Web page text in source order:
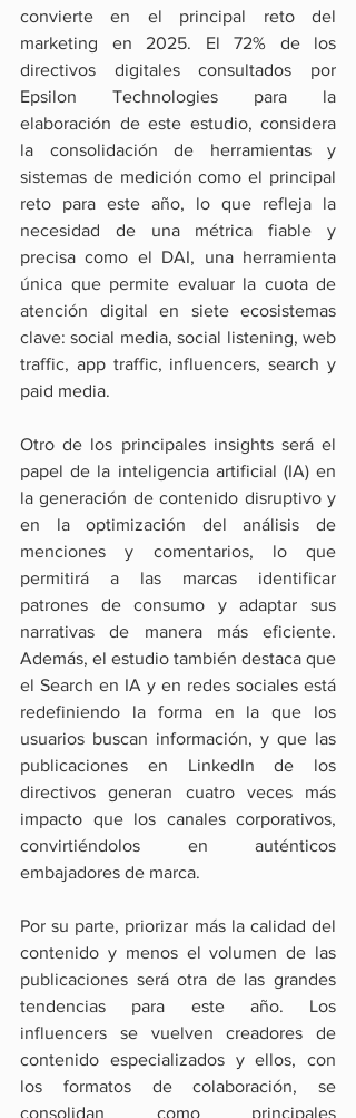
convierte en el principal reto del
marketing en 2025. El 72% de los
directivos digitales consultados por
Epsilon Technologies para la
elaboración de este estudio, considera
la consolidación de herramientas y
sistemas de medición como el principal
reto para este año, lo que refleja la
necesidad de una métrica fiable y
precisa como el DAI, una herramienta
única que permite evaluar la cuota de
atención digital en siete ecosistemas
clave: social media, social listening, web
traffic, app traffic, influencers, search y
paid media.
Otro de los principales insights será el
papel de la inteligencia artificial (IA) en
la generación de contenido disruptivo y
en la optimización del análisis de
menciones y comentarios, lo que
permitirá a las marcas identificar
patrones de consumo y adaptar sus
narrativas de manera más eficiente.
Además, el estudio también destaca que
el Search en IA y en redes sociales está
redefiniendo la forma en la que los
usuarios buscan información, y que las
publicaciones en LinkedIn de los
directivos generan cuatro veces más
impacto que los canales corporativos,
convirtiéndolos en auténticos
embajadores de marca.
Por su parte, priorizar más la calidad del
contenido y menos el volumen de las
publicaciones será otra de las grandes
tendencias para este año. Los
influencers se vuelven creadores de
contenido especializados y ellos, con
los formatos de colaboración, se
consolidan como principales